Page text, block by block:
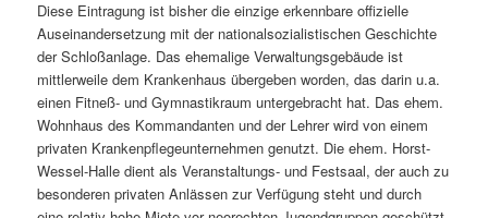
Diese Eintragung ist bisher die einzige erkennbare offizielle
Auseinandersetzung mit der nationalsozialistischen Geschichte
der Schloßanlage. Das ehemalige Verwaltungsgebäude ist
mittlerweile dem Krankenhaus übergeben worden, das darin u.a.
einen Fitneß- und Gymnastikraum untergebracht hat. Das ehem.
Wohnhaus des Kommandanten und der Lehrer wird von einem
privaten Krankenpflegeunternehmen genutzt. Die ehem. Horst-
Wessel-Halle dient als Veranstaltungs- und Festsaal, der auch zu
besonderen privaten Anlässen zur Verfügung steht und durch